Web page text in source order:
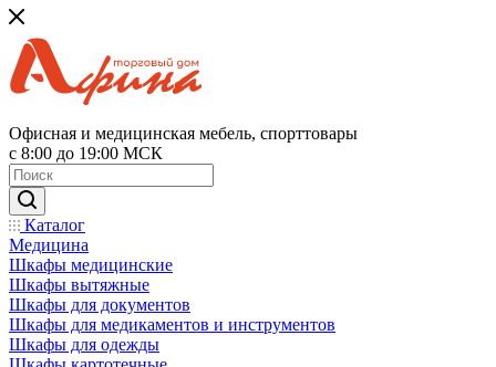
Офисная и медицинская мебель, спорттовары
с 8:00 до 19:00 МСК
Каталог
Медицина
Шкафы медицинские
Шкафы вытяжные
Шкафы для документов
Шкафы для медикаментов и инструментов
Шкафы для одежды